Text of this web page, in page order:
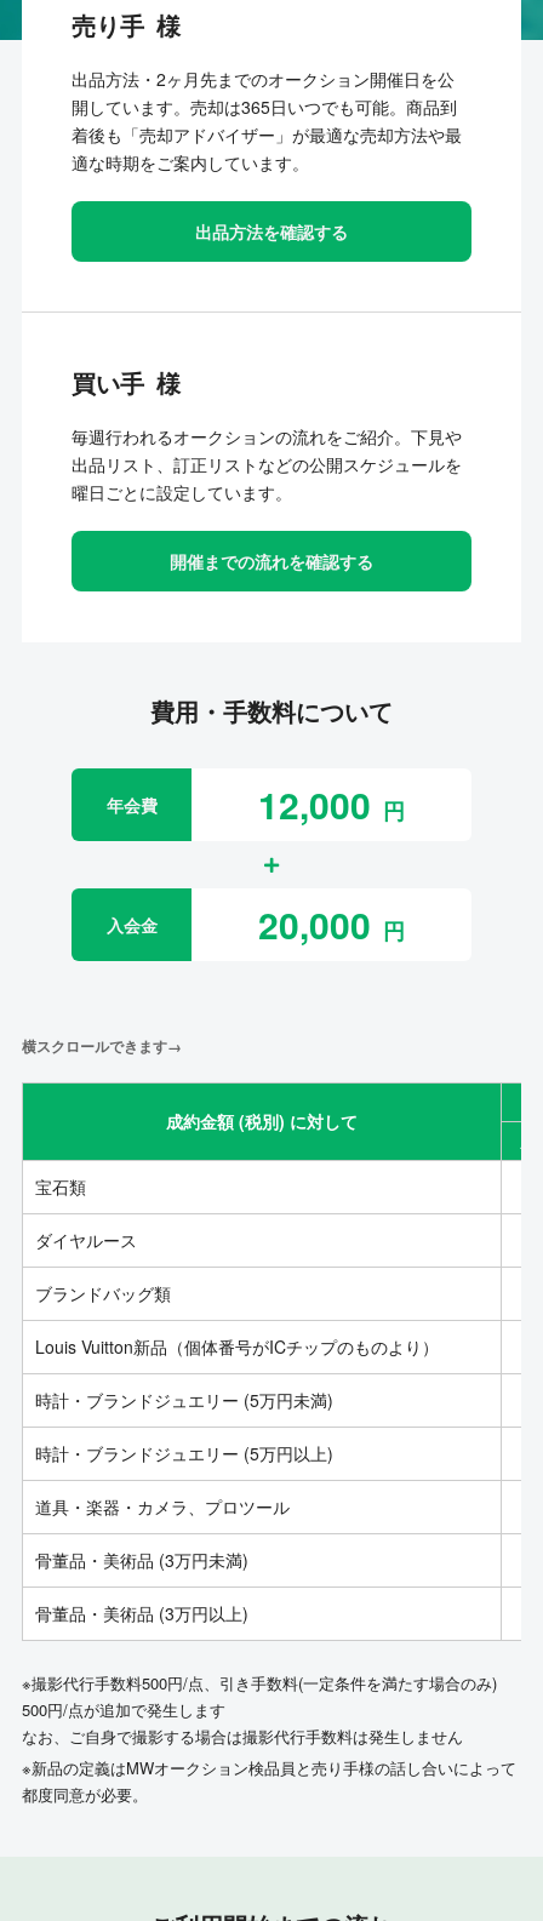
売り手
出品方法・2ヶ月先までのオークション開催日を公
開しています。売却は365日いつでも可能。商品到
着後も「売却アドバイザー」が最適な売却方法や最
適な時期をご案内しています。
出品方法を確認する
買い手
毎週行われるオークションの流れをご紹介。下見や
出品リスト、訂正リストなどの公開スケジュールを
曜日ごとに設定しています。
開催までの流れを確認する
費用・手数料について
年会費 12,000
入会金 20,000
横スクロールできます→
成約金額 (税別) に対して
宝石類
ダイヤルース
ブランドバッグ類
Louis Vuitton新品（個体番号がICチップのものより）
時計・ブランドジュエリー (5万円未満)
時計・ブランドジュエリー (5万円以上)
道具・楽器・カメラ、プロツール
骨董品・美術品 (3万円未満)
骨董品・美術品 (3万円以上)
※撮影代行手数料500円/点、引き手数料(一定条件を満たす場合のみ)
500円/点が追加で発生します
なお、ご自身で撮影する場合は撮影代行手数料は発生しません
※新品の定義はMWオークション検品員と売り手様の話し合いによって
都度同意が必要。